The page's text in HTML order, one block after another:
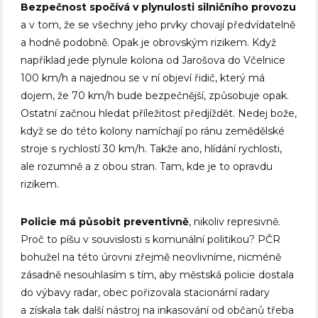
Bezpečnost spočívá v plynulosti silničního provozu
a v tom, že se všechny jeho prvky chovají předvídatelně
a hodně podobně. Opak je obrovským rizikem. Když
například jede plynule kolona od Jarošova do Včelnice
100 km/h a najednou se v ní objeví řidič, který má
dojem, že 70 km/h bude bezpečnější, způsobuje opak.
Ostatní začnou hledat příležitost předjíždět. Nedej bože,
když se do této kolony namíchají po ránu zemědělské
stroje s rychlostí 30 km/h. Takže ano, hlídání rychlosti,
ale rozumně a z obou stran. Tam, kde je to opravdu
rizikem.
Policie má působit preventivně, nikoliv represivně.
Proč to píšu v souvislosti s komunální politikou? PČR
bohužel na této úrovni zřejmě neovlivníme, nicméně
zásadně nesouhlasím s tím, aby městská policie dostala
do výbavy radar, obec pořizovala stacionární radary
a získala tak další nástroj na inkasování od občanů třeba